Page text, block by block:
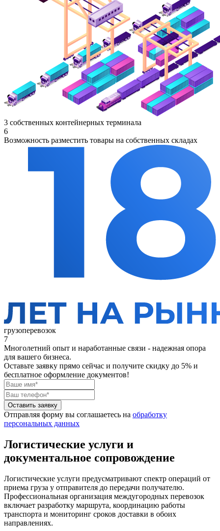
3 собственных контейнерных терминала
6
Возможность разместить товары на собственных складах
грузоперевозок
7
Многолетний опыт и наработанные связи - надежная опора
для вашего бизнеса.
Оставьте заявку прямо сейчас и получите скидку до 5% и
бесплатное оформление документов!
Оставить заявку
Отправляя форму вы соглашаетесь на обработку
персональных данных
Логистические услуги и
документальное сопровождение
Логистические услуги предусматривают спектр операций от
приема груза у отправителя до передачи получателю.
Профессиональная организация междугородных перевозок
включает разработку маршрута, координацию работы
транспорта и мониторинг сроков доставки в обоих
направлениях.